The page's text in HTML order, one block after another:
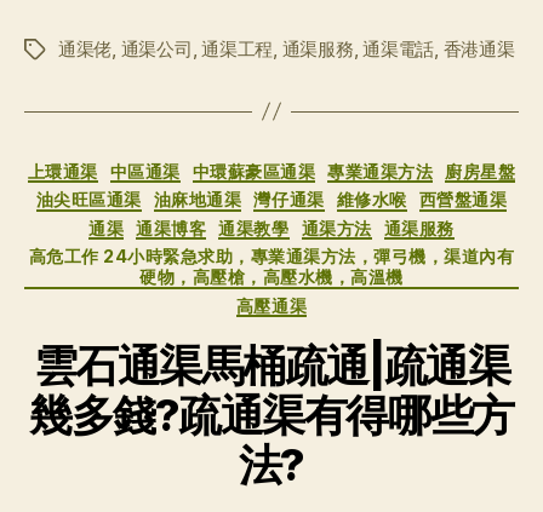
标
通渠佬 通渠公司 ,通渠工程 通渠服務 ,通渠電話 香港通渠
分
类
上環通渠 中區通渠 中環蘇豪區通渠 專業通渠方法
廚房星盤
油尖旺區通渠
油麻地通渠 灣仔通渠 維修水喉
西營盤通渠
通渠
通渠博客 通渠教學 通渠方法
通渠服務
高危工作 24小時緊急求助，專業通渠方法，彈弓機，渠道內有
硬物，高壓槍，高壓水機，高溫機
高壓通渠
雲石通渠馬桶疏通|疏通渠
幾多錢?疏通渠有得哪些方
法?